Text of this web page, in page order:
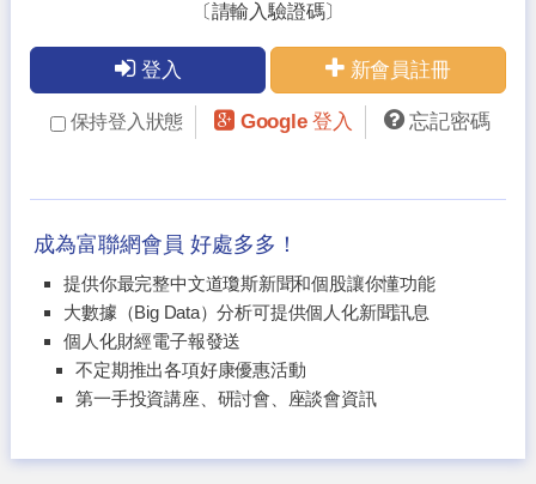
〔請輸入驗證碼〕
登入 新會員註冊
保持登入狀態 Google 登入 忘記密碼
成為富聯網會員 好處多多！
提供你最完整中文道瓊斯新聞和個股讓你懂功能
大數據（Big Data）分析可提供個人化新聞訊息
個人化財經電子報發送
不定期推出各項好康優惠活動
第一手投資講座、研討會、座談會資訊